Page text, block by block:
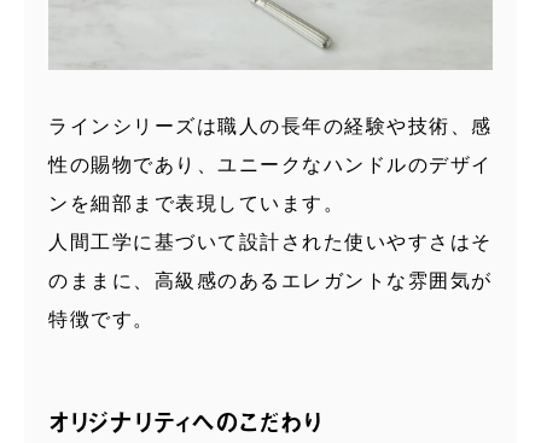
ラインシリーズは職人の長年の経験や技術、感
性の賜物であり、ユニークなハンドルのデザイ
ンを細部まで表現しています。
人間工学に基づいて設計された使いやすさはそ
のままに、高級感のあるエレガントな雰囲気が
特徴です。
オリジナリティへのこだわり